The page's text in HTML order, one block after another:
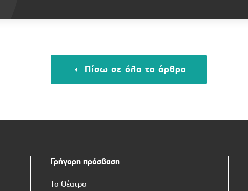
Πίσω σε όλα τα άρθρα
Γρήγορη πρόσβαση
Το Θέατρο